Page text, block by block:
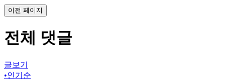
이전 페이지
전체 댓글
글보기
•인기순